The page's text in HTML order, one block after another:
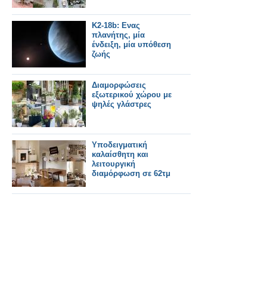
K2-18b: Ενας
πλανήτης, μία
ένδειξη, μία υπόθεση
ζωής
Διαμορφώσεις
εξωτερικού χώρου με
ψηλές γλάστρες
Υποδειγματική
καλαίσθητη και
λειτουργική
διαμόρφωση σε 62τμ